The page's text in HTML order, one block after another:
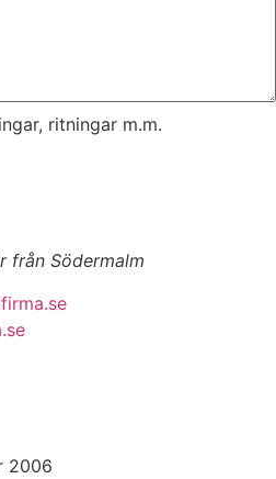
ritningar m.m.
från Södermalm
2006